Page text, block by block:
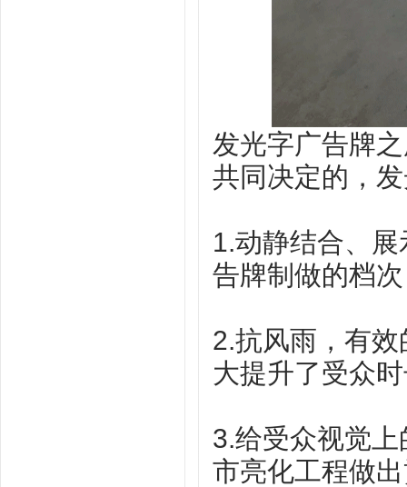
发光字广告牌
共同决定的，
1.动静结合、
告牌制做的档
2.抗风雨，有
大提升了受众
3.给受众视觉
市亮化工程做